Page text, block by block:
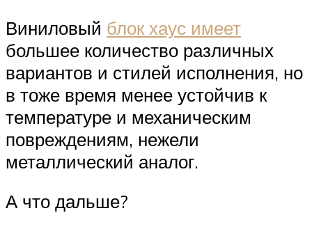
Виниловый блок хаус имеет
большее количество различных
вариантов и стилей исполнения, но
в тоже время менее устойчив к
температуре и механическим
повреждениям, нежели
металлический аналог.
А что дальше?